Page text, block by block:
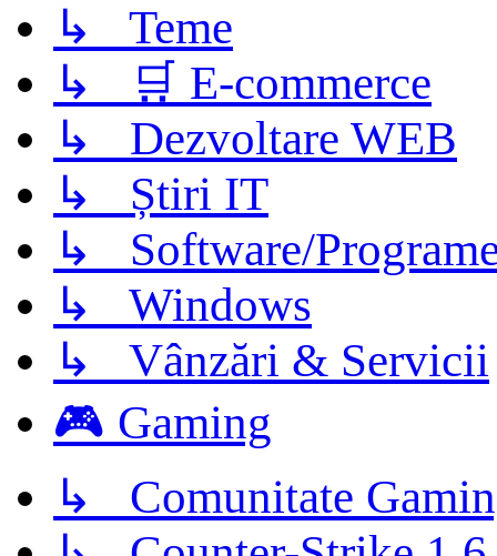
↳ Teme
↳ 🛒 E-commerce
↳ Dezvoltare WEB
↳ Știri IT
↳ Software/
↳ Windows
↳ Vânzări & Servicii
🎮 Gaming
↳ Comunitate